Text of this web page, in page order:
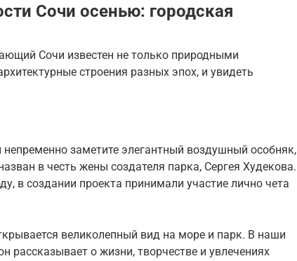
Сочи осенью: городская
Сочи известен не только природными
строения разных эпох, и увидеть
заметите элегантный воздушный особняк,
в честь жены создателя парка, Сергея Худекова.
в создании проекта принимали участие лично чета
великолепный вид на море и парк. В наши
рассказывает о жизни, творчестве и увлечениях